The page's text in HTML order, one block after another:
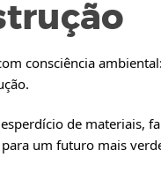
consciência
de materiais,
um futuro mais